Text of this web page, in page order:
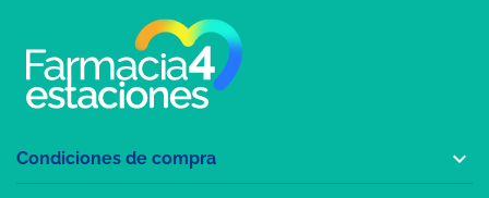
Condiciones de compra 